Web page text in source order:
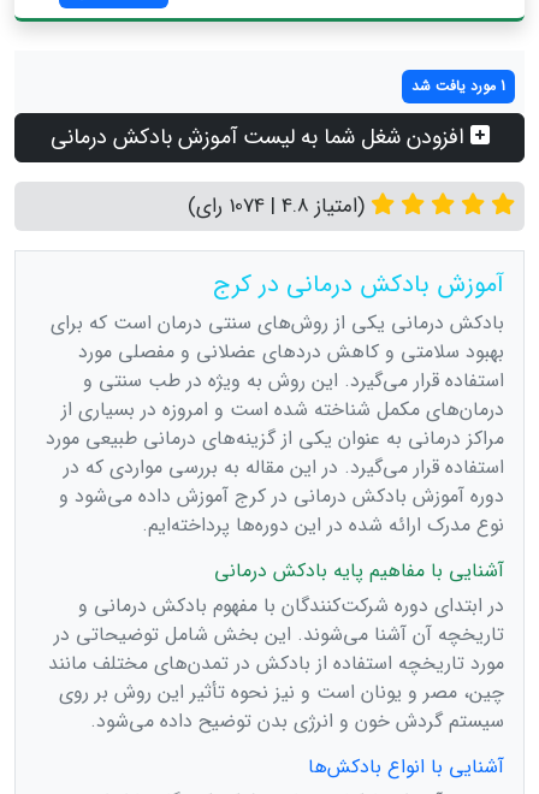
1 مورد یافت شد
افزودن شغل شما به لیست آموزش بادکش درمانی
(امتیاز 4.8 | 1074 رای)
آموزش بادکش درمانی در کرج
بادکش درمانی یکی از روش‌های سنتی درمان است که برای
بهبود سلامتی و کاهش دردهای عضلانی و مفصلی مورد
استفاده قرار می‌گیرد. این روش به ویژه در طب سنتی و
درمان‌های مکمل شناخته شده است و امروزه در بسیاری از
مراکز درمانی به عنوان یکی از گزینه‌های درمانی طبیعی مورد
استفاده قرار می‌گیرد. در این مقاله به بررسی مواردی که در
دوره آموزش بادکش درمانی در کرج آموزش داده می‌شود و
نوع مدرک ارائه شده در این دوره‌ها پرداخته‌ایم.
آشنایی با مفاهیم پایه بادکش درمانی
در ابتدای دوره شرکت‌کنندگان با مفهوم بادکش درمانی و
تاریخچه آن آشنا می‌شوند. این بخش شامل توضیحاتی در
مورد تاریخچه استفاده از بادکش در تمدن‌های مختلف مانند
چین، مصر و یونان است و نیز نحوه تأثیر این روش بر روی
سیستم گردش خون و انرژی بدن توضیح داده می‌شود.
آشنایی با انواع بادکش‌ها